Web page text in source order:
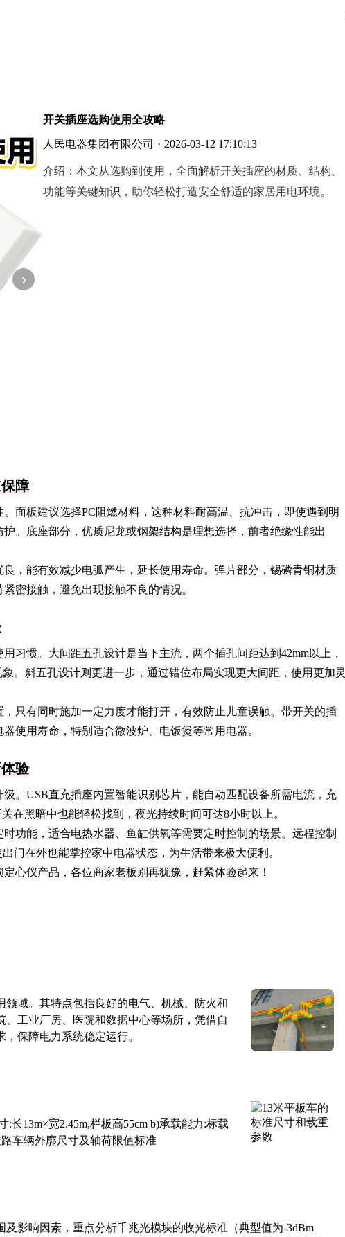
›
开关插座选购使用全攻略
人民电器集团有限公司 · 2026-03-12 17:10:13
介绍： 本文从选购到使用，全面解析开关插座的材质、结构、
功能等关键知识，助你轻松打造安全舒适的家居用电环境。
障
面板建议选择PC阻燃材料，这种材料耐高温、抗冲击，即使遇到明
。底座部分，优质尼龙或钢架结构是理想选择，前者绝缘性能出
，能有效减少电弧产生，延长使用寿命。弹片部分，锡磷青铜材质
密接触，避免出现接触不良的情况。
习惯。大间距五孔设计是当下主流，两个插孔间距达到42mm以上，
。斜五孔设计则更进一步，通过错位布局实现更大间距，使用更加灵
只有同时施加一定力度才能打开，有效防止儿童误触。带开关的插
使用寿命，特别适合微波炉、电饭煲等常用电器。
验
。USB直充插座内置智能识别芯片，能自动匹配设备所需电流，充
在黑暗中也能轻松找到，夜光持续时间可达8小时以上。
功能，适合电热水器、鱼缸供氧等需要定时控制的场景。远程控制
门在外也能掌控家中电器状态，为生活带来极大便利。
心仪产品，各位商家老板别再犹豫，赶紧体验起来！
域。其特点包括良好的电气、机械、防火和
工业厂房、医院和数据中心等场所，凭借自
保障电力系统稳定运行。
长13m×宽2.45m,栏板高55cm b)承载能力:标载
车辆外廓尺寸及轴荷限值标准
影响因素，重点分析千兆光模块的收光标准（典型值为-3dBm